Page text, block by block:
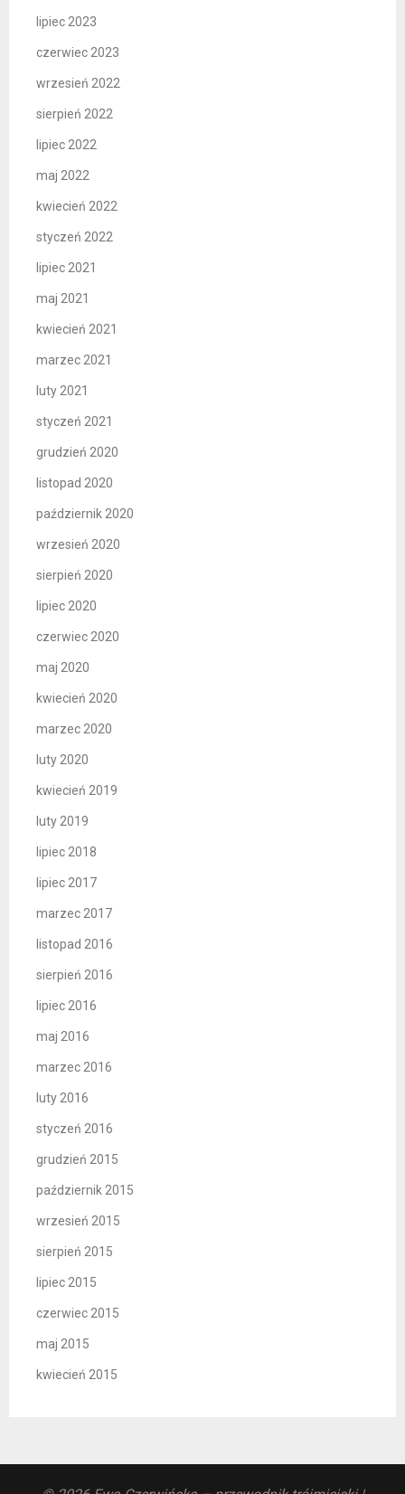
lipiec 2023
czerwiec 2023
wrzesień 2022
sierpień 2022
lipiec 2022
maj 2022
kwiecień 2022
styczeń 2022
lipiec 2021
maj 2021
kwiecień 2021
marzec 2021
luty 2021
styczeń 2021
grudzień 2020
listopad 2020
październik 2020
wrzesień 2020
sierpień 2020
lipiec 2020
czerwiec 2020
maj 2020
kwiecień 2020
marzec 2020
luty 2020
kwiecień 2019
luty 2019
lipiec 2018
lipiec 2017
marzec 2017
listopad 2016
sierpień 2016
lipiec 2016
maj 2016
marzec 2016
luty 2016
styczeń 2016
grudzień 2015
październik 2015
wrzesień 2015
sierpień 2015
lipiec 2015
czerwiec 2015
maj 2015
kwiecień 2015